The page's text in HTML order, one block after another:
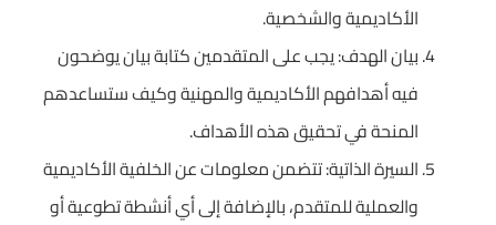
الأكاديمية والشخصية.
بيان الهدف: يجب على المتقدمين كتابة بيان يوضحون
فيه أهدافهم الأكاديمية والمهنية وكيف ستساعدهم
المنحة في تحقيق هذه الأهداف.
السيرة الذاتية: تتضمن معلومات عن الخلفية الأكاديمية
والعملية للمتقدم، بالإضافة إلى أي أنشطة تطوعية أو